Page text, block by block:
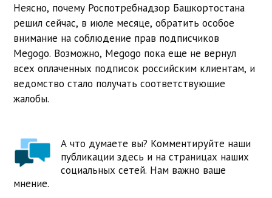
Неясно, почему Роспотребнадзор Башкортостана
решил сейчас, в июле месяце, обратить особое
внимание на соблюдение прав подписчиков
Megogo. Возможно, Megogo пока еще не вернул
всех оплаченных подписок российским клиентам, и
ведомство стало получать соответствующие
жалобы.
А что думаете вы? Комментируйте наши
публикации здесь и на страницах наших
социальных сетей. Нам важно ваше
мнение.